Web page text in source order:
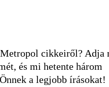
cikkeiről? Adja
és mi hetente három
a legjobb írásokat!